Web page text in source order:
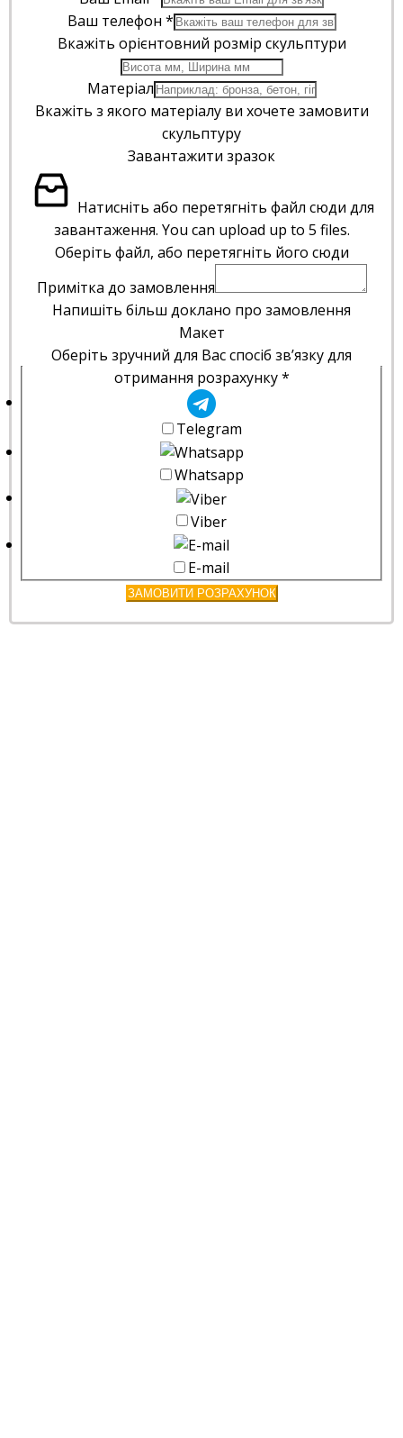
Ваш телефон *
Вкажіть орієнтовний розмір скульптури
Матеріал
Вкажіть з якого матеріалу ви хочете замовити
скульптуру
Завантажити зразок
Натисніть або перетягніть файл сюди для
завантаження. You can upload up to 5 files.
Оберіть файл, або перетягніть його сюди
Примітка до замовлення
Напишіть більш доклано про замовлення
Макет
Оберіть зручний для Вас спосіб зв’язку для
отримання розрахунку*
Telegram
Whatsapp
Viber
E-mail
ЗАМОВИТИ РОЗРАХУНОК